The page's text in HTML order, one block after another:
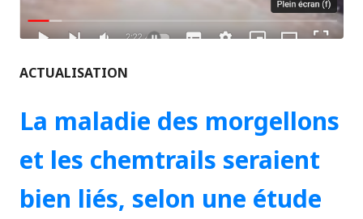
ACTUALISATION
La maladie des morgellons
et les chemtrails seraient
bien liés, selon une étude